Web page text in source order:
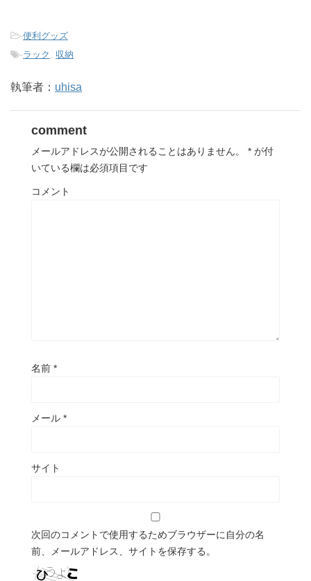
-便利グッズ
-ラック , 収納
執筆者： uhisa
comment
メールアドレスが公開されることはありません。 * が付
いている欄は必須項目です
コメント
名前 *
メール *
サイト
次回のコメントで使用するためブラウザーに自分の名
前、メールアドレス、サイトを保存する。